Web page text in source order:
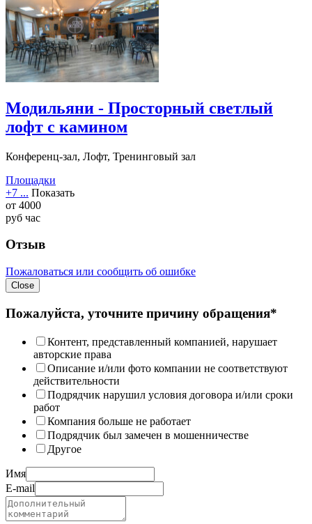
Модильяни - Просторный светлый
лофт с камином
Конференц-зал, Лофт, Тренинговый зал
Площадки
+7 ... Показать
от 4000
руб час
Отзыв
Пожаловаться или сообщить об ошибке
Close
Пожалуйста, уточните причину обращения*
Контент, представленный компанией, нарушает
авторские права
Описание и/или фото компании не соответствуют
действительности
Подрядчик нарушил условия договора и/или сроки
работ
Компания больше не работает
Подрядчик был замечен в мошенничестве
Другое
Имя
E-mail